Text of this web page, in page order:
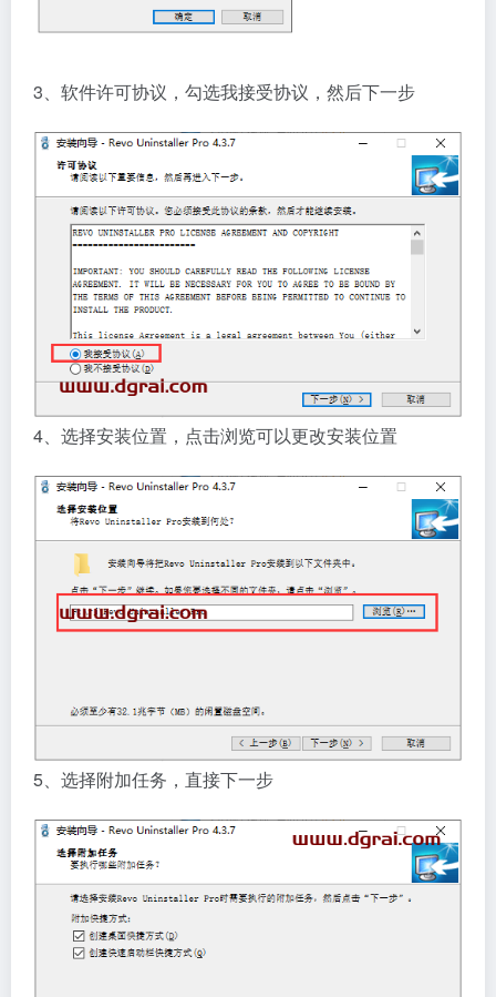
3、软件许可协议，勾选我接受协议，然后下一步
4、选择安装位置，点击浏览可以更改安装位置
5、选择附加任务，直接下一步